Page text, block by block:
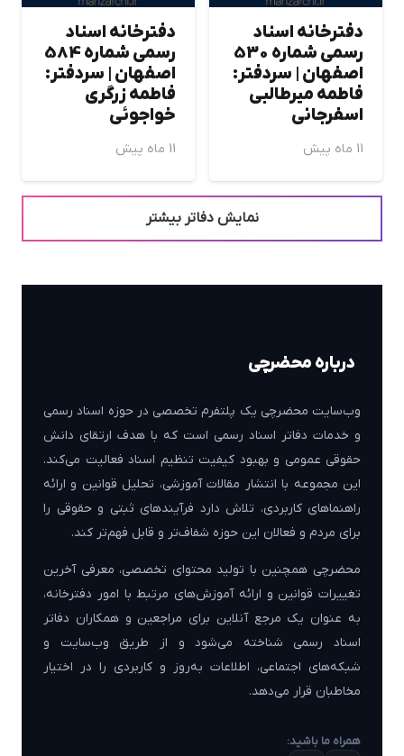
دفترخانه اسناد
رسمی شماره 530
اصفهان | سردفتر:
فاطمه ميرطالبي
اسفرجاني
11 ماه پیش
دفترخانه اسناد
رسمی شماره 584
اصفهان | سردفتر:
فاطمه زرگري
خواجوئي
11 ماه پیش
نمایش دفاتر بیشتر
درباره محضرچی
وب‌سایت محضرچی یک پلتفرم تخصصی در حوزه اسناد رسمی
و خدمات دفاتر اسناد رسمی است که با هدف ارتقای دانش
حقوقی عمومی و بهبود کیفیت تنظیم اسناد فعالیت می‌کند.
این مجموعه با انتشار مقالات آموزشی، تحلیل قوانین و ارائه
راهنماهای کاربردی، تلاش دارد فرآیندهای ثبتی و حقوقی را
برای مردم و فعالان این حوزه شفاف‌تر و قابل فهم‌تر کند.
محضرچی همچنین با تولید محتوای تخصصی، معرفی آخرین
تغییرات قوانین و ارائه آموزش‌های مرتبط با امور دفترخانه،
به عنوان یک مرجع آنلاین برای مراجعین و همکاران دفاتر
اسناد رسمی شناخته می‌شود و از طریق وب‌سایت و
شبکه‌های اجتماعی، اطلاعات به‌روز و کاربردی را در اختیار
مخاطبان قرار می‌دهد.
همراه ما باشید: